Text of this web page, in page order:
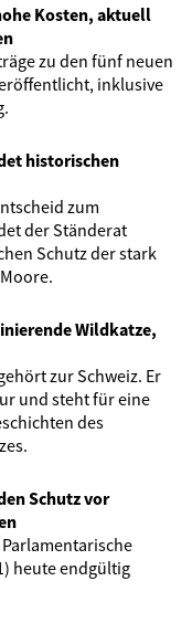
Kosten, aktuell
zu den fünf neuen
inklusive
historischen
zum
der Ständerat
Schutz der stark
Wildkatze,
zur Schweiz. Er
und steht für eine
des
Schutz vor
heute endgültig